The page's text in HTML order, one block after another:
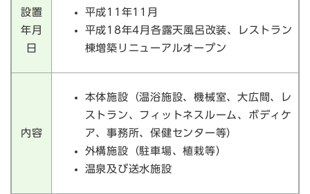
設置
年月
日
平成11年11月
平成18年4月各露天風呂改装、レストラン
棟増築リニューアルオープン
内容
本体施設（温浴施設、機械室、大広間、レ
ストラン、フィットネスルーム、ボディケ
ア、事務所、保健センター等）
外構施設（駐車場、植栽等）
温泉及び送水施設